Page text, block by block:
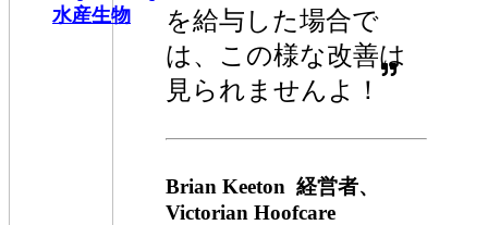
を給与した場合で
は、この様な改善は
見られませんよ！
Brian Keeton 経営者、
Victorian Hoofcare
水産生物